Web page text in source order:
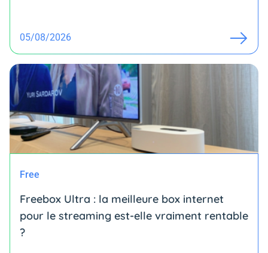
05/08/2026
Free
Freebox Ultra : la meilleure box internet
pour le streaming est-elle vraiment rentable
?